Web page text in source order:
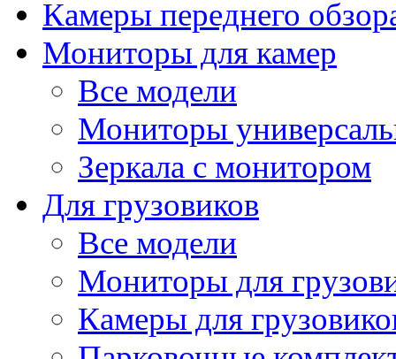
Камеры переднего
Мониторы для камер
Все модели
Мониторы
Зеркала с монитором
Для грузовиков
Все модели
Мониторы для
Камеры для